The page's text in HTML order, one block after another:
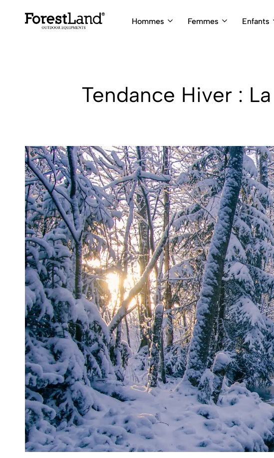
Hommes Femmes Enfants
Tendance Hiver :